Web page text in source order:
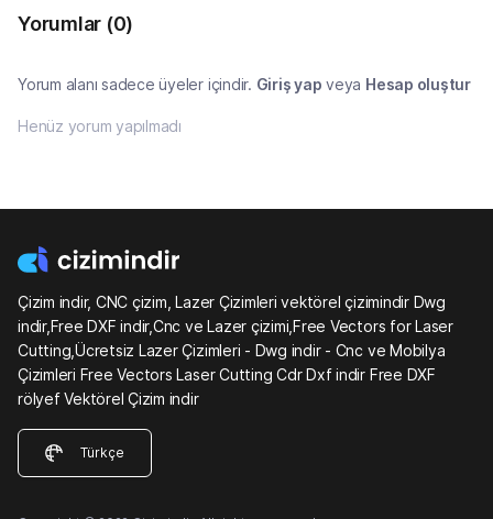
Yorumlar (0)
Yorum alanı sadece üyeler içindir. Giriş yap veya Hesap oluştur
Henüz yorum yapılmadı
Çizim indir, CNC çizim, Lazer Çizimleri vektörel çizimindir Dwg
indir,Free DXF indir,Cnc ve Lazer çizimi,Free Vectors for Laser
Cutting,Ücretsiz Lazer Çizimleri - Dwg indir - Cnc ve Mobilya
Çizimleri Free Vectors Laser Cutting Cdr Dxf indir Free DXF
rölyef Vektörel Çizim indir
Türkçe